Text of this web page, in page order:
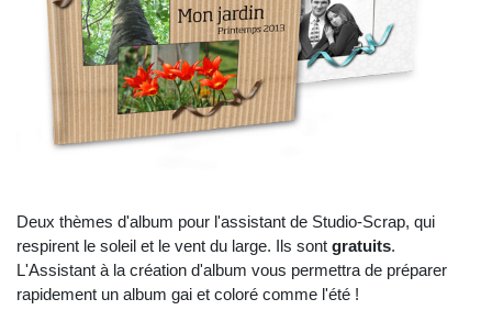
Deux thèmes d'album pour l'assistant de Studio-Scrap, qui
respirent le soleil et le vent du large. Ils sont gratuits.
L'Assistant à la création d'album vous permettra de préparer
rapidement un album gai et coloré comme l'été !